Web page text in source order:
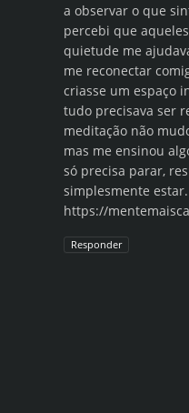
a observar o que
percebi que
quietude me
me reconectar
criasse um espaço
tudo precisava ser
meditação não
mas me ensinou
só precisa parar,
simplesmente estar.
https://
Responder